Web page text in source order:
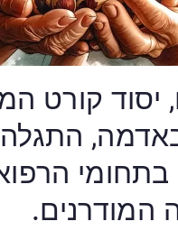
יסוד קורט
המודרנים.